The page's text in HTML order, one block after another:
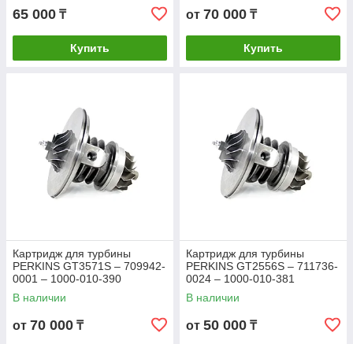
65 000 ₸
Купить
от 70 000 ₸
Купить
Картридж для турбины
PERKINS GT3571S – 709942-
0001 – 1000-010-390
В наличии
от 70 000 ₸
Картридж для турбины
PERKINS GT2556S – 711736-
0024 – 1000-010-381
В наличии
от 50 000 ₸